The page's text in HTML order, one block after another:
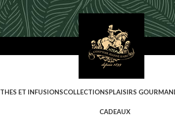
THES ET INFUSIONSCOLLECTIONSPLAISIRS
CADEAUX